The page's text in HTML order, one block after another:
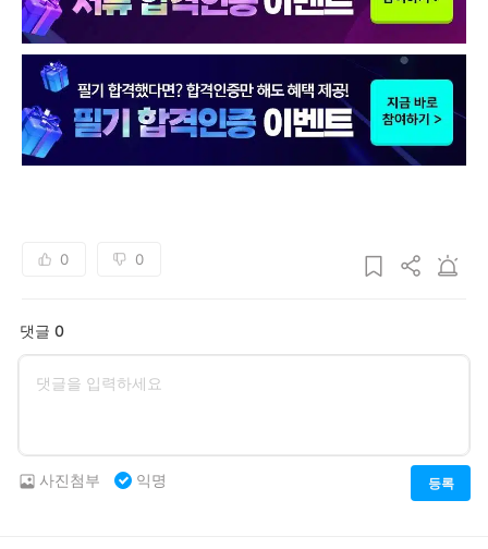
0 0
댓글 0
등록
사진첨부 익명